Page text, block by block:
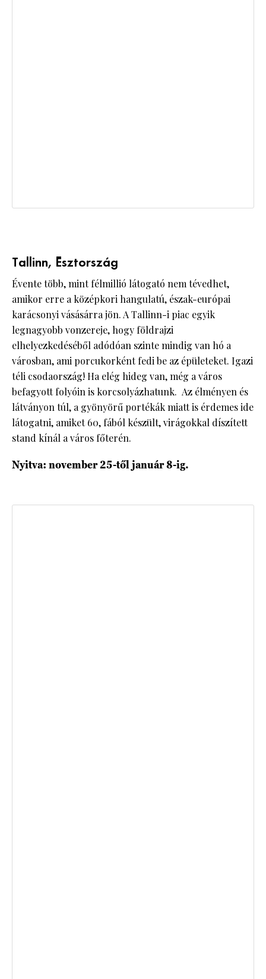
Tallinn, Észtország
Évente több, mint félmillió látogató nem tévedhet,
amikor erre a középkori hangulatú, észak-európai
karácsonyi vásásárra jön. A Tallinn-i piac egyik
legnagyobb vonzereje, hogy földrajzi
elhelyezkedéséből adódóan szinte mindig van hó a
városban, ami porcukorként fedi be az épületeket. Igazi
téli csodaország! Ha elég hideg van, még a város
befagyott folyóin is korcsolyázhatunk. Az élményen és
látványon túl, a gyönyörű portékák miatt is érdemes ide
látogatni, amiket 60, fából készült, virágokkal díszített
stand kínál a város főterén.
Nyitva: november 25-től január 8-ig.